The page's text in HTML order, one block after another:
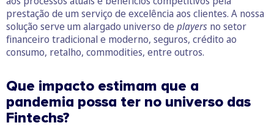
prestação de um serviço de excelência aos clientes. A nossa
solução serve um alargado universo de players no setor
financeiro tradicional e moderno, seguros, crédito ao
consumo, retalho, commodities, entre outros.
Que impacto estimam que a
pandemia possa ter no universo das
Fintechs?